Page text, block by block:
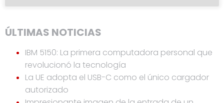
ÚLTIMAS NOTICIAS
IBM 5150: La primera computadora personal que
revolucionó la tecnología
La UE adopta el USB-C como el único cargador
autorizado